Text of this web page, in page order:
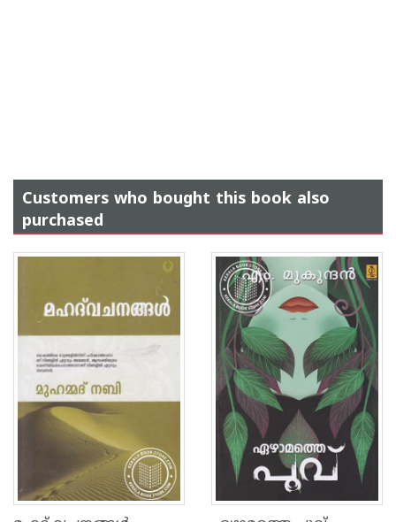
Customers who bought this book also
purchased